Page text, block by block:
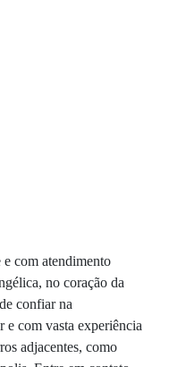
com atendimento
no coração da
confiar na
e com vasta experiência
adjacentes, como